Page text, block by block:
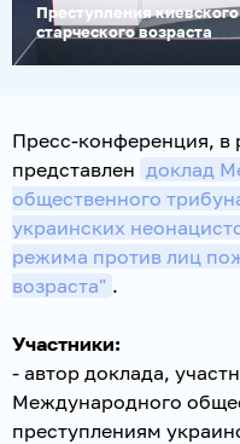
Преступления
старческого возраста
Пресс-конференция, в
представлен доклад
общественного
украинских
режима против лиц
возраста" .
Участники:
- автор доклада,
Международного
преступлениям